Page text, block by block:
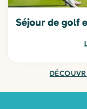
Séjour de golf